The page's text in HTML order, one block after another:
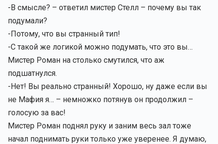
-В смысле? – ответил мистер Стелл – почему вы так
подумали?
-Потому, что вы странный тип!
-С такой же логикой можно подумать, что это вы…
Мистер Роман на столько смутился, что аж
подшатнулся.
-Нет! Вы реально странный! Хорошо, ну даже если вы
не Мафия я… – немножко потянув он продолжил –
голосую за вас!
Мистер Роман поднял руку и заним весь зал тоже
начал поднимать руки только уже уверенее. Я думаю,